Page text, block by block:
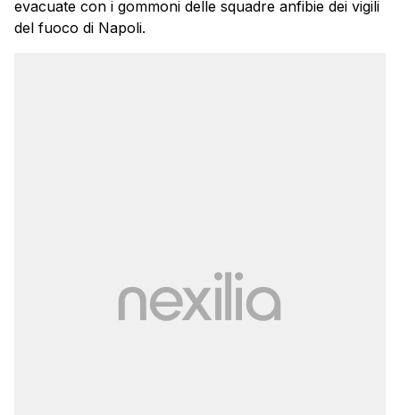
evacuate con i gommoni delle squadre anfibie dei vigili
del fuoco di Napoli.